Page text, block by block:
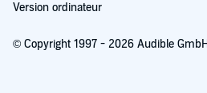
Version ordinateur
© Copyright 1997 - 2026 Audible GmbH